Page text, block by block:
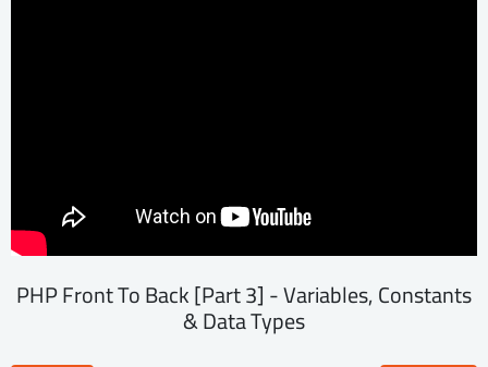
PHP Front To Back [Part 3] - Variables, Constants
& Data Types